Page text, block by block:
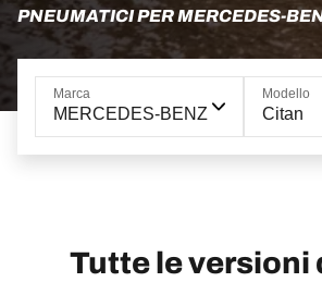
PNEUMATICI PER MERCEDES-
Marca
MERCEDES-BENZ
Modello
Citan
Tutte le versioni